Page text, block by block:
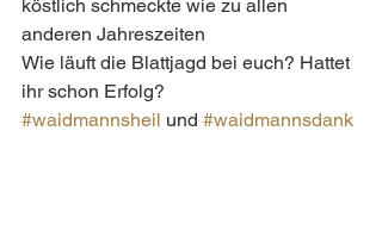
köstlich schmeckte wie zu allen
anderen Jahreszeiten
Wie läuft die Blattjagd bei euch? Hattet
ihr schon Erfolg?
#waidmannsheil und #waidmannsdank